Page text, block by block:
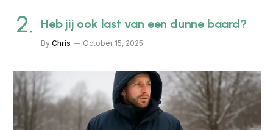
Heb jij ook last van een dunne baard?
By Chris October 15, 2025